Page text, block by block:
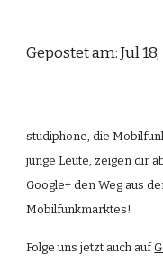
Gepostet am: Jul
studiphone, die
junge Leute, zeigen dir
Google+ den Weg aus
Mobilfunkmarktes!
Folge uns jetzt auch auf